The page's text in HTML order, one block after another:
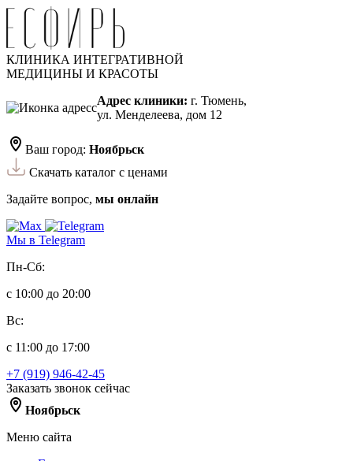
КЛИНИКА ИНТЕГРАТИВНОЙ
МЕДИЦИНЫ И КРАСОТЫ
Адрес клиники: г. Тюмень,
ул. Менделеева, дом 12
Ваш город: Ноябрьск
Скачать каталог с ценами
Задайте вопрос, мы онлайн
Мы в Telegram
Пн-Сб:
с 10:00 до 20:00
Вс:
с 11:00 до 17:00
+7 (919) 946-42-45
Заказать звонок сейчас
Ноябрьск
Меню сайта